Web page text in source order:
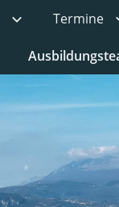
Termine